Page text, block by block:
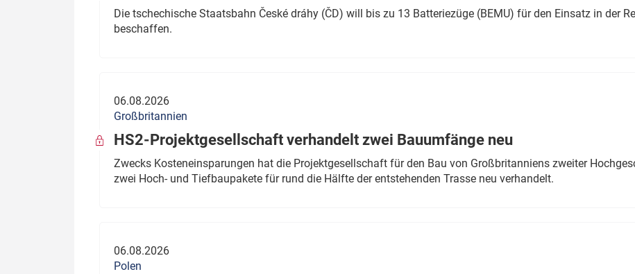
Die tschechische Staatsbahn České dráhy (ČD) will bis zu 13 Batteriezüge (BEMU) für den Einsatz in der
beschaffen.
06.08.2026
Großbritannien
HS2-Projektgesellschaft verhandelt zwei Bauumfänge neu
Zwecks Kosteneinsparungen hat die Projektgesellschaft für den Bau von Großbritanniens zweiter
zwei Hoch- und Tiefbaupakete für rund die Hälfte der entstehenden Trasse neu verhandelt.
06.08.2026
Polen